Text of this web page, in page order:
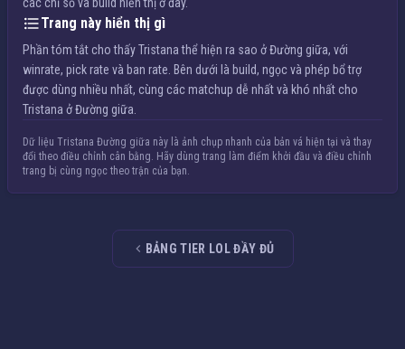
Trang này hiển thị gì
Phần tóm tắt cho thấy Tristana thể hiện ra sao ở Đường giữa, với
winrate, pick rate và ban rate. Bên dưới là build, ngọc và phép bổ trợ
được dùng nhiều nhất, cùng các matchup dễ nhất và khó nhất cho
Tristana ở Đường giữa.
Dữ liệu Tristana Đường giữa này là ảnh chụp nhanh của bản vá hiện tại và thay
đổi theo điều chỉnh cân bằng. Hãy dùng trang làm điểm khởi đầu và điều chỉnh
trang bị cùng ngọc theo trận của bạn.
BẢNG TIER LOL ĐẦY ĐỦ